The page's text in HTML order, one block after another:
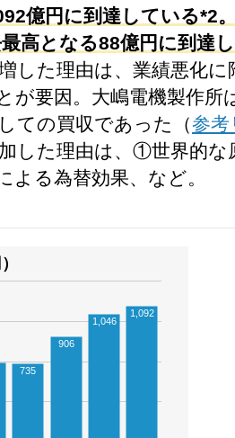
億円に到達している*2
高となる88億円に到達し
した理由は、業績悪化
が要因。大嶋電機製作
ての買収であった（参考
した理由は、①世界的な
る為替効果、など。
735
906
1,046
1,092